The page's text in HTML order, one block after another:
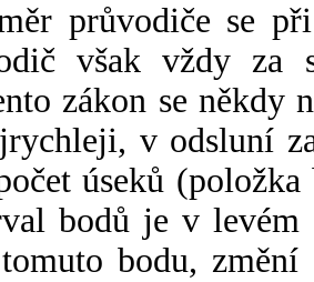
průvodiče se
však vždy za
zákon se někdy
v odsluní
úseků
bodů je v
bodu,